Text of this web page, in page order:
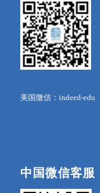
美国微信：indeed-edu
中国微信客服